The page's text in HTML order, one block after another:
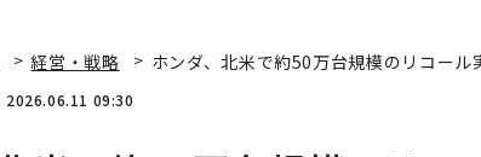
経営・戦略 ホンダ、北米で約50万台規模のリコー
2026.06.11 09:30